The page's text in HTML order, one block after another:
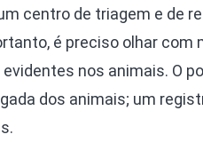
centro de triagem e de
é preciso olhar com
nos animais. O
dos animais; um